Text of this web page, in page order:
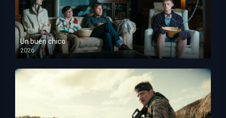
Un buen chico
2026
HD 1080p